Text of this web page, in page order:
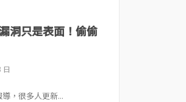
洞只是表面！偷偷
日
，很多人更新...